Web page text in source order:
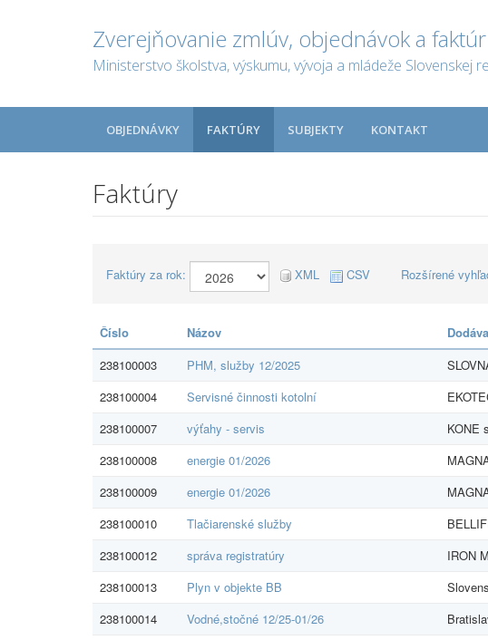
Zverejňovanie zmlúv, objednávok a faktúr
Ministerstvo školstva, výskumu, vývoja a mládeže Slovenskej
OBJEDNÁVKY FAKTÚRY SUBJEKTY KONTAKT
Faktúry
Faktúry za rok: XML CSV Rozšírené
Číslo Názov
238100003
PHM, služby 12/2025
238100004
Servisné činnosti kotolní
238100007
výťahy - servis KONE
238100008
energie 01/2026
238100009
energie 01/2026
238100010
Tlačiarenské služby
238100012
správa registratúry IRON
238100013
Plyn v objekte BB
238100014
Vodné,stočné 12/25-01/26